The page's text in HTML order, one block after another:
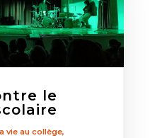
le
vie au collège,